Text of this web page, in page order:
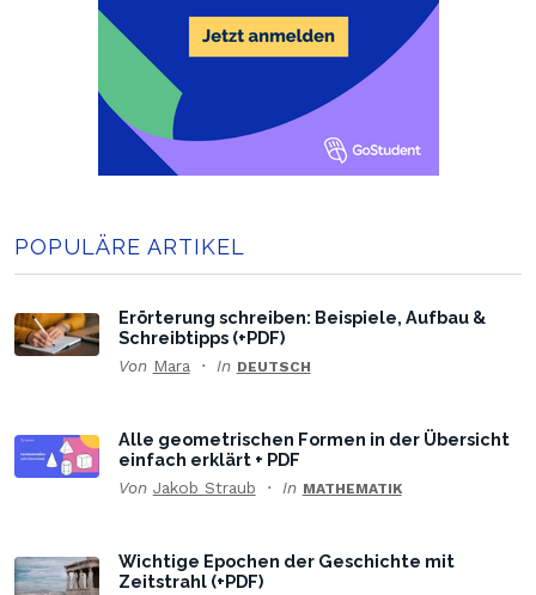
POPULÄRE ARTIKEL
Erörterung schreiben: Beispiele, Aufbau &
Schreibtipps (+PDF)
Von Mara In DEUTSCH
Alle geometrischen Formen in der Übersicht
einfach erklärt + PDF
Von Jakob Straub In MATHEMATIK
Wichtige Epochen der Geschichte mit
Zeitstrahl (+PDF)